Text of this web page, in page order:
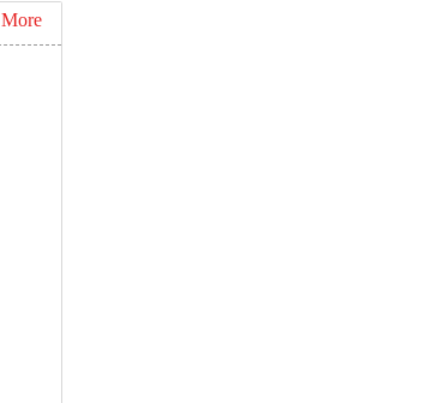
More